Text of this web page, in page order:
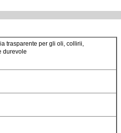
trasparente per gli oli, collirii,
durevole